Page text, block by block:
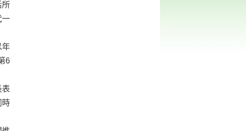
所
一
年
6
時